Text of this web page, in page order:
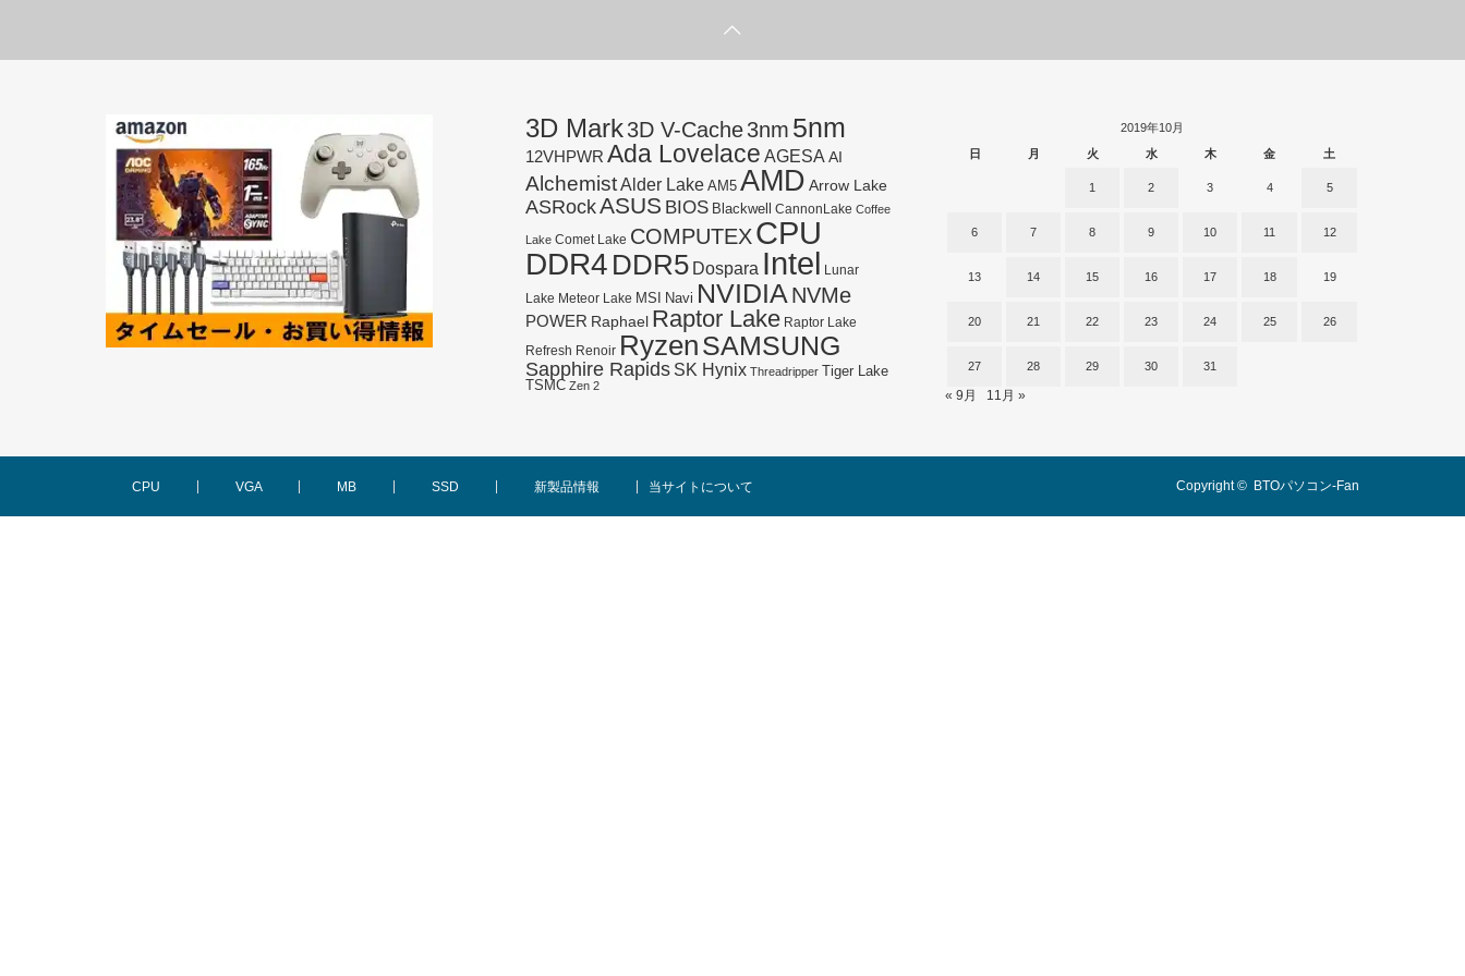
3D Mark3D V-Cache3nm 5nm
12VHPWR Ada Lovelace AGESA AI
AlchemistAlder Lake AM5 AMD Arrow Lake
ASRockASUS BIOS Blackwell CannonLake Coffee
Lake Comet Lake COMPUTEXCPU
DDR4 DDR5 Dospara Intel Lunar
Lake Meteor Lake MSI Navi NVIDIA NVMe
POWER Raphael Raptor Lake Raptor Lake
Refresh Renoir RyzenSAMSUNG
Sapphire Rapids SK Hynix Threadripper Tiger Lake
TSMC Zen 2
2019年10月
日
月 火 水 木 金 土
1 2 3 4 5
6 7 8 9 10 11 12
13 14 15 16 17 18 19
20 21 22 23 24 25 26
27 28 29 30 31
« 9月 11月 »
CPU VGA MB SSD 新製品情報 当サイトについて Copyright © BTOパソコン-Fan